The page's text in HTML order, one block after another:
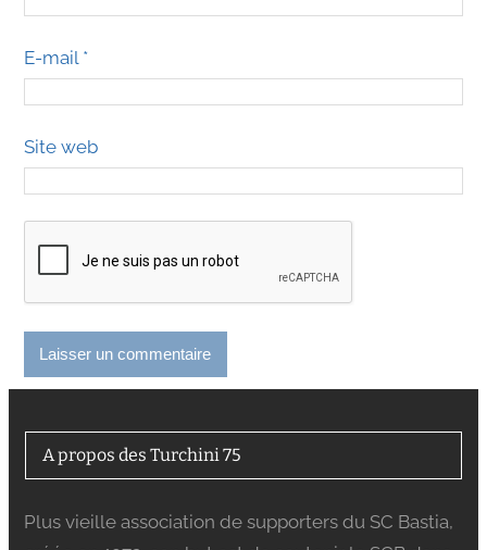
E-mail *
Site web
A propos des Turchini 75
Plus vieille association de supporters du SC Bastia,